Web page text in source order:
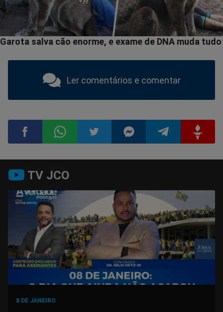
Ler comentários e comentar
Compartilhar
no
Facebook
no
Whatsapp
no
Twitter
no
Messenger
no
Telegram
no
Gettr
TV JCO
8 DE JANEIRO